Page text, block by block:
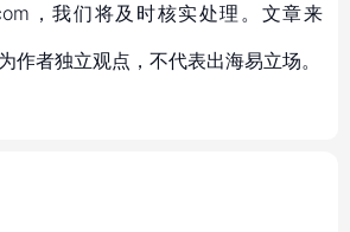
，我们将及时核实处理。文章来
作者独立观点，不代表出海易立场。